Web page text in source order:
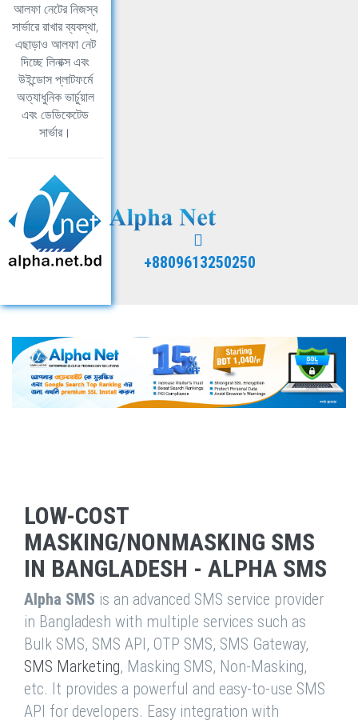
আলফা নেটের নিজস্ব
সার্ভারে রাখার ব্যবস্থা,
এছাড়াও আলফা নেট
দিচ্ছে লিনাক্স এবং
উইন্ডোস প্লাটফর্মে
অত্যাধুনিক ভার্চুয়াল
এবং ডেডিকেটেড
সার্ভার।
+8809613250250
LOW-COST
MASKING/NONMASKING SMS
IN BANGLADESH - ALPHA SMS
Alpha SMS is an advanced SMS service provider
in Bangladesh with multiple services such as
Bulk SMS, SMS API, OTP SMS, SMS Gateway,
SMS Marketing, Masking SMS, Non-Masking,
etc. It provides a powerful and easy-to-use SMS
API for developers. Easy integration with